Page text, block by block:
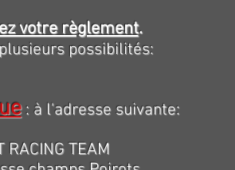
votre règlement.
possibilités:
: à l'adresse suivante:
RACING TEAM